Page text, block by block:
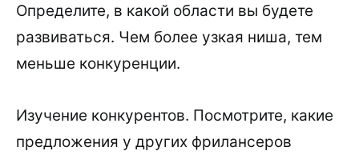
Определите, в какой области вы будете
развиваться. Чем более узкая ниша, тем
меньше конкуренции.
Изучение конкурентов. Посмотрите, какие
предложения у других фрилансеров